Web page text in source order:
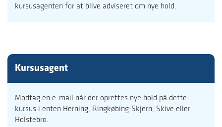
kursusagenten for at blive adviseret om nye hold.
Kursusagent
Modtag en e-mail når der oprettes nye hold på dette
kursus i enten Herning, Ringkøbing-Skjern, Skive eller
Holstebro.